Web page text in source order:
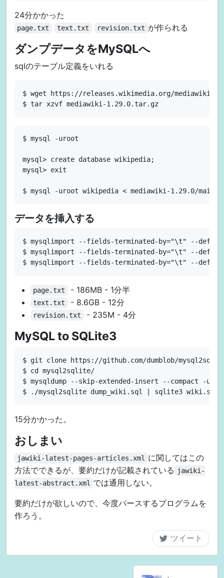
24分かかった
page.txt text.txt revision.txt が作られる
ダンプデータをMySQLへ
sqlのテーブル定義をいれる
$ wget https://releases.wikimedia.org/mediawiki/
$ mysql -uroot
mysql> create database wikipedia;
mysql> exit
データを挿入する
$ mysqlimport --fields-terminated-by="\t" --
$ mysqlimport --fields-terminated-by="\t" --
page.txt - 186MB - 1分半
text.txt - 8.6GB - 12分
revision.txt - 235M - 4分
MySQL to SQLite3
$ git clone https://github.com/dumblob/
$ cd mysql2sqlite/
$ mysqldump --skip-extended-insert --compact -
15分かかった。
おしまい
jawiki-latest-pages-articles.xml
に関してはこの
方法でできるが、要約だけが記載されている jawiki-
latest-abstract.xml では通用しない。
要約だけが欲しいので、今度パースするプログラムを
作ろう。